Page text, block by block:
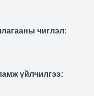
чиглэл:
үйлчилгээ: